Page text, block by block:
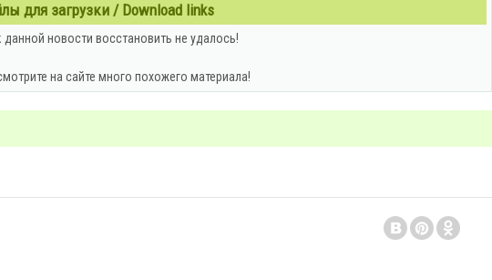
для загрузки / Download links
новости восстановить не удалось!
на сайте много похожего материала!